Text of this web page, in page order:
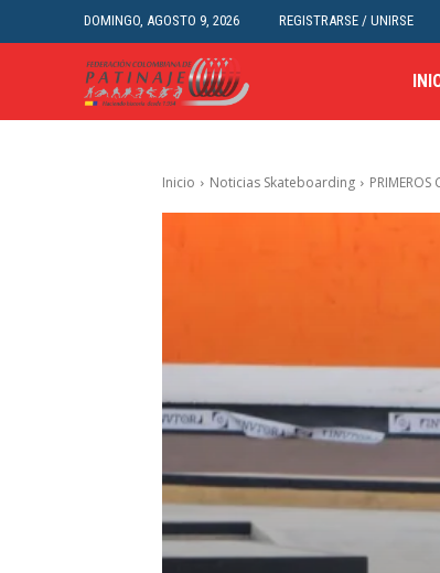
DOMINGO, AGOSTO 9, 2026 REGISTRARSE / UNIRSE
Inicio Noticias Skateboarding PRIMEROS